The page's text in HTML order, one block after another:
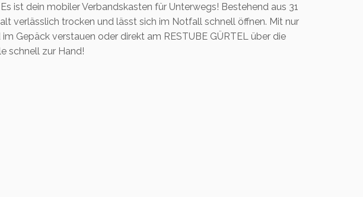
ist dein mobiler Verbandskasten für Unterwegs! Bestehend aus 31
verlässlich trocken und lässt sich im Notfall schnell öffnen. Mit nur
Gepäck verstauen oder direkt am RESTUBE GÜRTEL über die
schnell zur Hand!